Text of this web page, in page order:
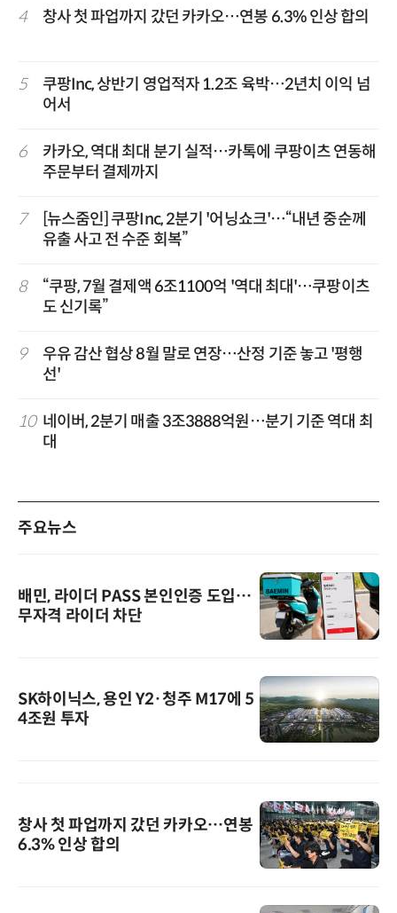
4 창사 첫 파업까지 갔던 카카오…연봉 6.3% 인상 합의
5
쿠팡Inc, 상반기 영업적자 1.2조 육박…2년치 이익 넘
어서
6
카카오, 역대 최대 분기 실적…카톡에 쿠팡이츠 연동해
주문부터 결제까지
7
[뉴스줌인] 쿠팡Inc, 2분기 '어닝쇼크'…“내년 중순께
유출 사고 전 수준 회복”
8
“쿠팡, 7월 결제액 6조1100억 '역대 최대'…쿠팡이츠
도 신기록”
9
우유 감산 협상 8월 말로 연장…산정 기준 놓고 '평행
선'
10 네이버, 2분기 매출 3조3888억원…분기 기준 역대 최
대
주요뉴스
배민, 라이더 PASS 본인인증 도입…
무자격 라이더 차단
SK하이닉스, 용인 Y2·청주 M17에 5
4조원 투자
창사 첫 파업까지 갔던 카카오…연봉
6.3% 인상 합의